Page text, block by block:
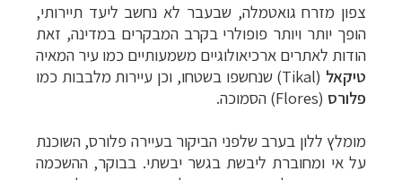
צפון מזרח גואטמלה, שבעבר לא נחשב ליעד תיירותי,
הופך יותר ויותר פופולרי בקרב המבקרים במדינה, זאת
הודות לאתרים ארכיאולוגיים משמעותיים כמו עיר המאיה
טיקאל (
Tikal) שנחשפו בשטחו, וכן עיירות מלבבות כמו
פלורס (
Flores) הסמוכה.
מומלץ ללון בערב שלפני הביקור בעיירה פלורס, השוכנת
על אי ומחוברת ליבשת בגשר יבשתי. בבוקר, ההשכמה